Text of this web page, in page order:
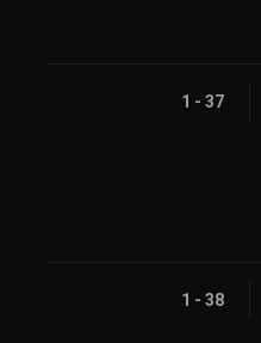
1 - 37
1 - 38